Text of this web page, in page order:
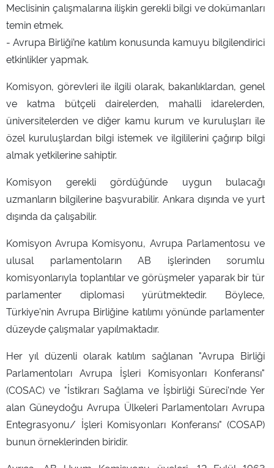
Meclisinin çalışmalarına ilişkin gerekli bilgi ve dokümanları
temin etmek.
- Avrupa Birliği’ne katılım konusunda kamuyu bilgilendirici
etkinlikler yapmak.
Komisyon, görevleri ile ilgili olarak, bakanlıklardan, genel
ve katma bütçeli dairelerden, mahalli idarelerden,
üniversitelerden ve diğer kamu kurum ve kuruluşları ile
özel kuruluşlardan bilgi istemek ve ilgililerini çağırıp bilgi
almak yetkilerine sahiptir.
Komisyon gerekli gördüğünde uygun bulacağı
uzmanların bilgilerine başvurabilir. Ankara dışında ve yurt
dışında da çalışabilir.
Komisyon Avrupa Komisyonu, Avrupa Parlamentosu ve
ulusal parlamentoların AB işlerinden sorumlu
komisyonlarıyla toplantılar ve görüşmeler yaparak bir tür
parlamenter diplomasi yürütmektedir. Böylece,
Türkiye'nin Avrupa Birliğine katılımı yönünde parlamenter
düzeyde çalışmalar yapılmaktadır.
Her yıl düzenli olarak katılım sağlanan "Avrupa Birliği
Parlamentoları Avrupa İşleri Komisyonları Konferansı"
(COSAC) ve "İstikrarı Sağlama ve İşbirliği Süreci'nde Yer
alan Güneydoğu Avrupa Ülkeleri Parlamentoları Avrupa
Entegrasyonu/ İşleri Komisyonları Konferansı" (COSAP)
bunun örneklerinden biridir.